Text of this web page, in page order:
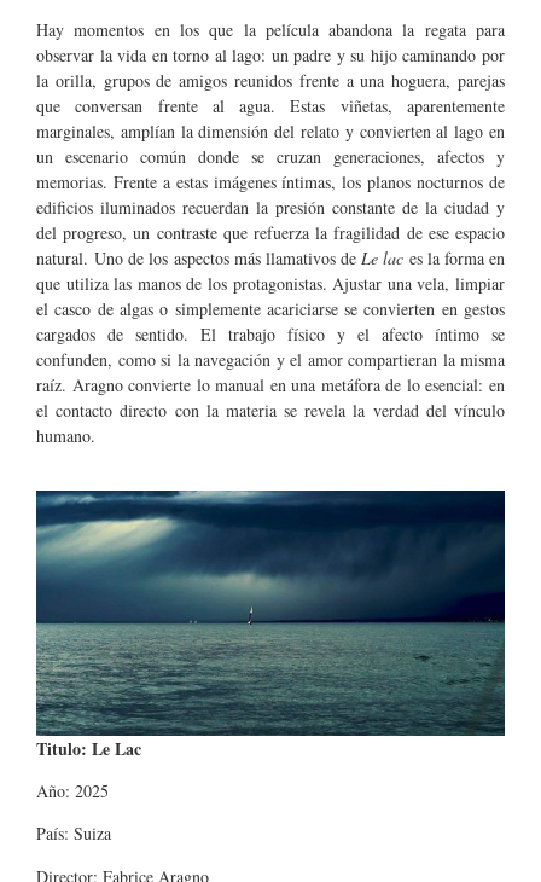
Hay momentos en los que la película abandona la regata para
observar la vida en torno al lago: un padre y su hijo caminando por
la orilla, grupos de amigos reunidos frente a una hoguera, parejas
que conversan frente al agua. Estas viñetas, aparentemente
marginales, amplían la dimensión del relato y convierten al lago en
un escenario común donde se cruzan generaciones, afectos y
memorias. Frente a estas imágenes íntimas, los planos nocturnos de
edificios iluminados recuerdan la presión constante de la ciudad y
del progreso, un contraste que refuerza la fragilidad de ese espacio
natural. Uno de los aspectos más llamativos deLe lac es la forma en
que utiliza las manos de los protagonistas. Ajustar una vela, limpiar
el casco de algas o simplemente acariciarse se convierten en gestos
cargados de sentido. El trabajo físico y el afecto íntimo se
confunden, como si la navegación y el amor compartieran la misma
raíz. Aragno convierte lo manual en una metáfora de lo esencial: en
el contacto directo con la materia se revela la verdad del vínculo
humano.
Titulo: Le Lac
Año: 2025
País: Suiza
Director: Fabrice Aragno